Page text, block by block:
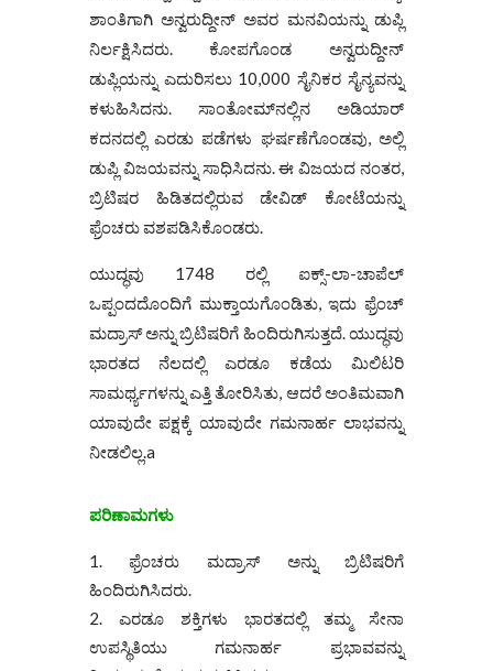
ಶಾಂತಿಗಾಗಿ ಅನ್ವರುದ್ದೀನ್ ಅವರ ಮನವಿಯನ್ನು ಡುಪ್ಲಿ
ನಿರ್ಲಕ್ಷಿಸಿದರು. ಕೋಪಗೊಂಡ ಅನ್ವರುದ್ದೀನ್
ಡುಪ್ಲಿಯನ್ನು ಎದುರಿಸಲು 10,000 ಸೈನಿಕರ ಸೈನ್ಯವನ್ನು
ಕಳುಹಿಸಿದನು. ಸಾಂತೋಮ್‌ನಲ್ಲಿನ ಅಡಿಯಾರ್
ಕದನದಲ್ಲಿ ಎರಡು ಪಡೆಗಳು ಘರ್ಷಣೆಗೊಂಡವು, ಅಲ್ಲಿ
ಡುಪ್ಲಿ ವಿಜಯವನ್ನು ಸಾಧಿಸಿದನು. ಈ ವಿಜಯದ ನಂತರ,
ಬ್ರಿಟಿಷರ ಹಿಡಿತದಲ್ಲಿರುವ ಡೇವಿಡ್ ಕೋಟೆಯನ್ನು
ಫ್ರೆಂಚರು ವಶಪಡಿಸಿಕೊಂಡರು.
ಯುದ್ಧವು 1748 ರಲ್ಲಿ ಐಕ್ಸ್-ಲಾ-ಚಾಪೆಲ್
ಒಪ್ಪಂದದೊಂದಿಗೆ ಮುಕ್ತಾಯಗೊಂಡಿತು, ಇದು ಫ್ರೆಂಚ್
ಮದ್ರಾಸ್ ಅನ್ನು ಬ್ರಿಟಿಷರಿಗೆ ಹಿಂದಿರುಗಿಸುತ್ತದೆ. ಯುದ್ಧವು
ಭಾರತದ ನೆಲದಲ್ಲಿ ಎರಡೂ ಕಡೆಯ ಮಿಲಿಟರಿ
ಸಾಮರ್ಥ್ಯಗಳನ್ನು ಎತ್ತಿ ತೋರಿಸಿತು, ಆದರೆ ಅಂತಿಮವಾಗಿ
ಯಾವುದೇ ಪಕ್ಷಕ್ಕೆ ಯಾವುದೇ ಗಮನಾರ್ಹ ಲಾಭವನ್ನು
ನೀಡಲಿಲ್ಲ.a
ಪರಿಣಾಮಗಳು
ಫ್ರೆಂಚರು ಮದ್ರಾಸ್ ಅನ್ನು ಬ್ರಿಟಿಷರಿಗೆ
ಹಿಂದಿರುಗಿಸಿದರು.
ಎರಡೂ ಶಕ್ತಿಗಳು ಭಾರತದಲ್ಲಿ ತಮ್ಮ ಸೇನಾ
ಉಪಸ್ಥಿತಿಯು ಗಮನಾರ್ಹ ಪ್ರಭಾವವನ್ನು